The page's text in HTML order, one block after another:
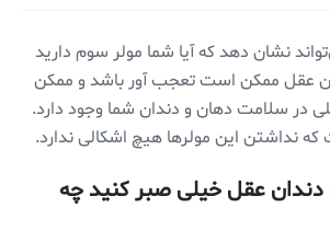
نشان دهد که آیا شما مولر سوم دارید
عقل ممکن است تعجب آور باشد و ممکن
در سلامت دهان و دندان شما وجود دارد.
نداشتن این مولرها هیچ اشکالی ندارد.
دندان عقل خیلی صبر کنید چه